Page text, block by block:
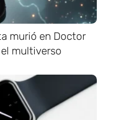
murió en Doctor
multiverso